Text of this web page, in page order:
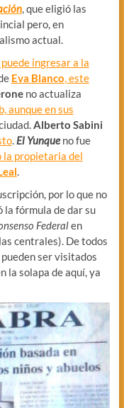
, que eligió las
pero, en
actual.
ingresar a la
Eva Blanco, este
no actualiza
aunque en sus
Alberto Sabini
.El Yunqueno fue
la propietaria del
.
por lo que no
la fórmula de dar su
Federalen
centrales). De todos
ser visitados
la solapa de aquí, ya